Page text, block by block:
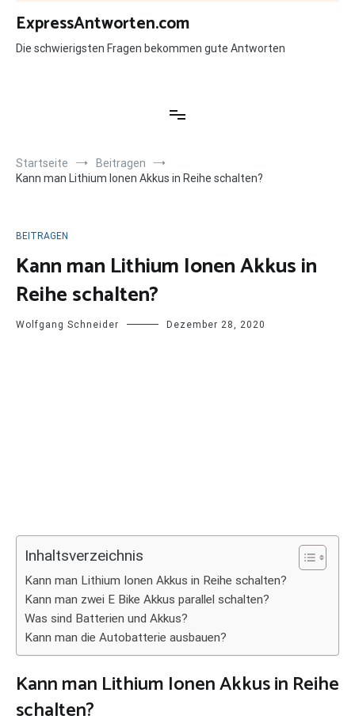
Zum
Inhalt
springen
ExpressAntworten.com
Die schwierigsten Fragen bekommen gute Antworten
Startseite
Beitragen
Kann man Lithium Ionen Akkus in Reihe schalten?
BEITRAGEN
Kann man Lithium Ionen Akkus in
Reihe schalten?
Wolfgang Schneider Dezember 28, 2020
Inhaltsverzeichnis
Kann man Lithium Ionen Akkus in Reihe schalten?
Kann man zwei E Bike Akkus parallel schalten?
Was sind Batterien und Akkus?
Kann man die Autobatterie ausbauen?
Kann man Lithium Ionen Akkus in Reihe
schalten?